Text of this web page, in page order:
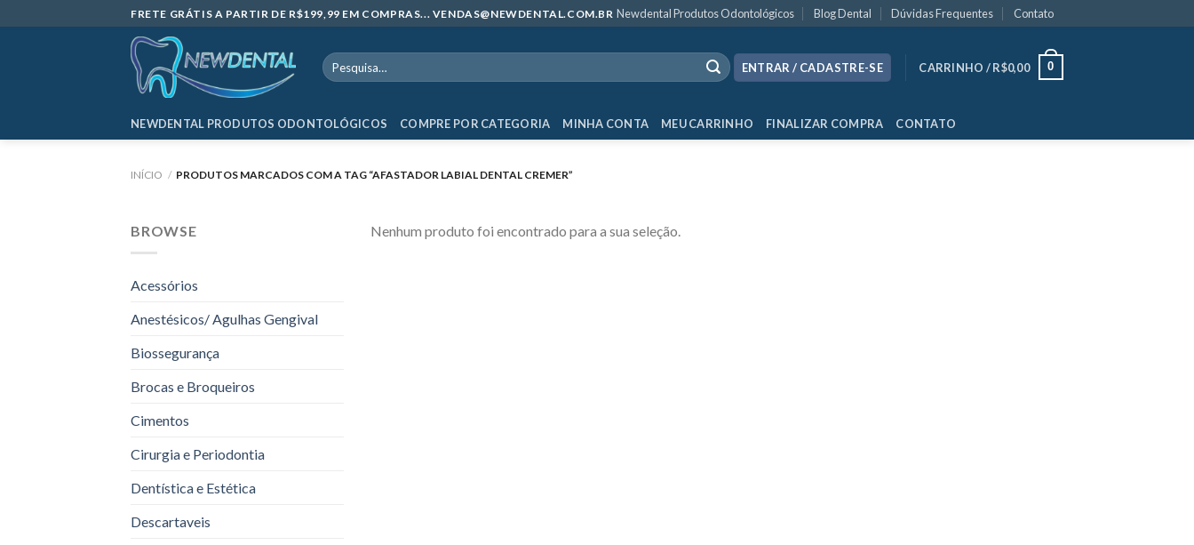
to
FRETE GRÁTIS A PARTIR DE R$199,99 EM COMPRAS... VENDAS@NEWDENTAL.COM.BR Newdental Produtos Odontológicos Blog Dental Dúvidas Frequentes Contato
Pesquisar
por:
ENTRAR / CADASTRE-SE CARRINHO /R$0,00 0
NEWDENTAL PRODUTOS ODONTOLÓGICOS COMPRE POR CATEGORIA MINHA CONTA MEU CARRINHO FINALIZAR COMPRA CONTATO
INÍCIO / PRODUTOS MARCADOS COM A TAG “AFASTADOR LABIAL DENTAL CREMER”
BROWSE
Acessórios
Anestésicos/ Agulhas Gengival
Biossegurança
Brocas e Broqueiros
Cimentos
Cirurgia e Periodontia
Dentística e Estética
Descartaveis
Nenhum produto foi encontrado para a sua seleção.